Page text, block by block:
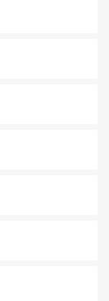
る外せないスポット